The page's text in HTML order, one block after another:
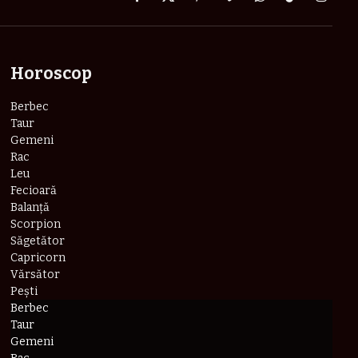
Facebook
X
PinterestVimeoWhatsApp
TikTok
Horoscop
Berbec
Taur
Gemeni
Rac
Leu
Fecioară
Balanță
Scorpion
Săgetător
Capricorn
Vărsător
Pești
Berbec
Taur
Gemeni